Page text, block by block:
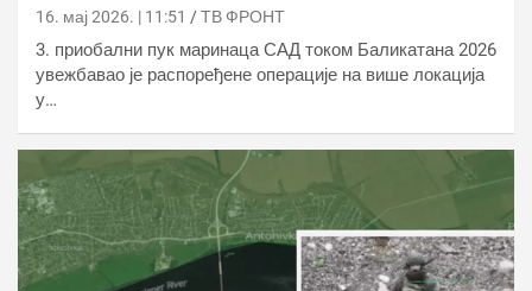
16. мај 2026. | 11:51 ТВ ФРОНТ
3. приобални пук маринаца САД током Баликатана 2026
увежбавао је распоређене операције на више локација
у…